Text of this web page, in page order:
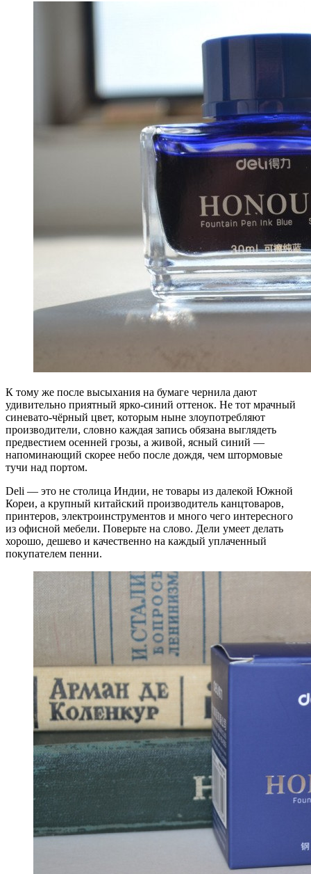
К тому же после высыхания на бумаге чернила дают
удивительно приятный ярко-синий оттенок. Не тот мрачный
синевато-чёрный цвет, которым ныне злоупотребляют
производители, словно каждая запись обязана выглядеть
предвестием осенней грозы, а живой, ясный синий —
напоминающий скорее небо после дождя, чем штормовые
тучи над портом.
Deli — это не столица Индии, не товары из далекой Южной
Кореи, а крупный китайский производитель канцтоваров,
принтеров, электроинструментов и много чего интересного
из офисной мебели. Поверьте на слово. Дели умеет делать
хорошо, дешево и качественно на каждый уплаченный
покупателем пенни.